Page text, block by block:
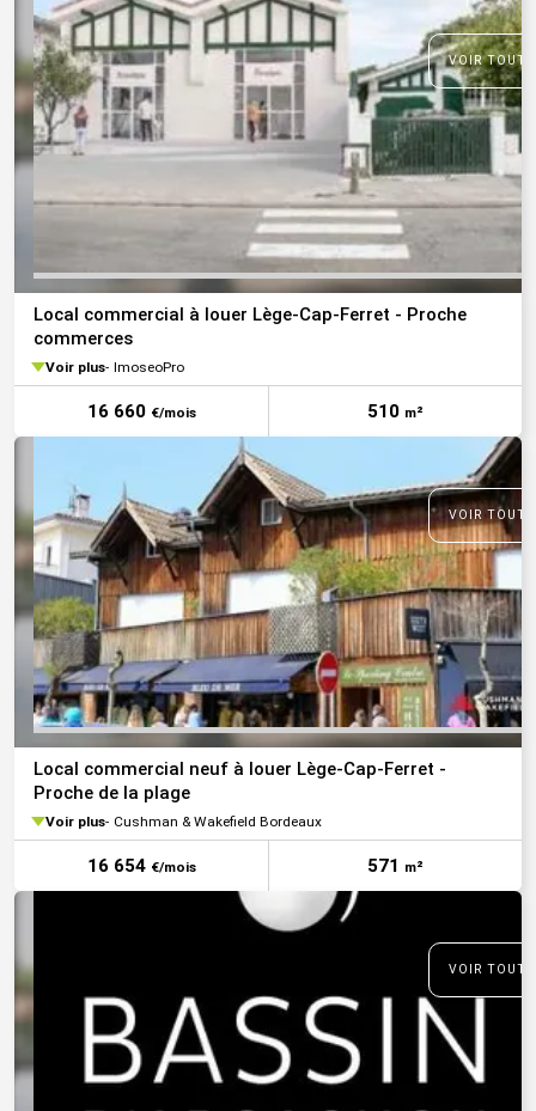
VOIR
Local commercial à louer Lège-Cap-Ferret - Proche
commerces
Voir plus ImoseoPro
16 660 €/mois 510 m²
VOIR
Local commercial neuf à louer Lège-Cap-Ferret -
Proche de la plage
Voir plus Cushman & Wakefield Bordeaux
16 654 €/mois 571 m²
VOIR